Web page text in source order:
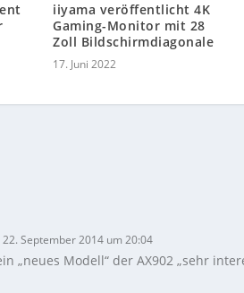
iiyama veröffentlicht 4K
Gaming-Monitor mit 28
Zoll Bildschirmdiagonale
17. Juni 2022
22. September 2014 um 20:04
„neues Modell“ der AX902 „sehr